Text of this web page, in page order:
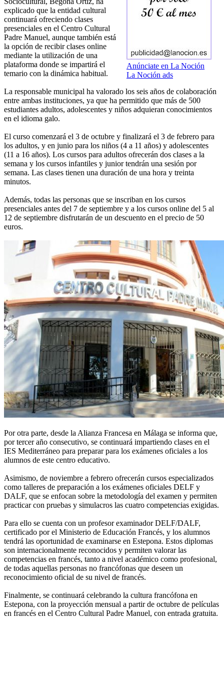
Anúnciate en La Noción
La Noción ads
explicado que la entidad cultural
continuará ofreciendo clases
presenciales en el Centro Cultural
Padre Manuel, aunque también está
la opción de recibir clases online
mediante la utilización de una
plataforma donde se impartirá el
temario con la dinámica habitual.
La responsable municipal ha valorado los seis años de colaboración
entre ambas instituciones, ya que ha permitido que más de 500
estudiantes adultos, adolescentes y niños adquieran conocimientos
en el idioma galo.
El curso comenzará el 3 de octubre y finalizará el 3 de febrero para
los adultos, y en junio para los niños (4 a 11 años) y adolescentes
(11 a 16 años). Los cursos para adultos ofrecerán dos clases a la
semana y los cursos infantiles y junior tendrán una sesión por
semana. Las clases tienen una duración de una hora y treinta
minutos.
Además, todas las personas que se inscriban en los cursos
presenciales antes del 7 de septiembre y a los cursos online del 5 al
12 de septiembre disfrutarán de un descuento en el precio de 50
euros.
Por otra parte, desde la Alianza Francesa en Málaga se informa que,
por tercer año consecutivo, se continuará impartiendo clases en el
IES Mediterráneo para preparar para los exámenes oficiales a los
alumnos de este centro educativo.
Asimismo, de noviembre a febrero ofrecerán cursos especializados
como talleres de preparación a los exámenes oficiales DELF y
DALF, que se enfocan sobre la metodología del examen y permiten
practicar con pruebas y simulacros las cuatro competencias exigidas.
Para ello se cuenta con un profesor examinador DELF/DALF,
certificado por el Ministerio de Educación Francés, y los alumnos
tendrá las oportunidad de examinarse en Estepona. Estos diplomas
son internacionalmente reconocidos y permiten valorar las
competencias en francés, tanto a nivel académico como profesional,
de todas aquellas personas no francófonas que deseen un
reconocimiento oficial de su nivel de francés.
Finalmente, se continuará celebrando la cultura francófona en
Estepona, con la proyección mensual a partir de octubre de películas
en francés en el Centro Cultural Padre Manuel, con entrada gratuita.